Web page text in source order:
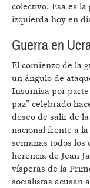
colectivo. Esa es
izquierda hoy en
Guerra en
El comienzo de la
un ángulo de
Insumisa por
paz” celebrado
deseo de salir de
nacional frente a
semanas todos
herencia de Jean
vísperas de la
socialistas acusan